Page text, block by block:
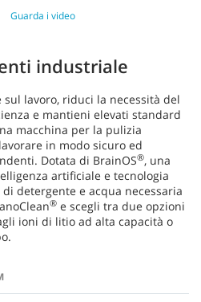
Guarda i video
industriale
lavoro, riduci la necessità del
e mantieni elevati standard
macchina per la pulizia
in modo sicuro ed
Dotata di BrainOS®, una
artificiale e tecnologia
detergente e acqua necessaria
® e scegli tra due opzioni
ioni di litio ad alta capacità o